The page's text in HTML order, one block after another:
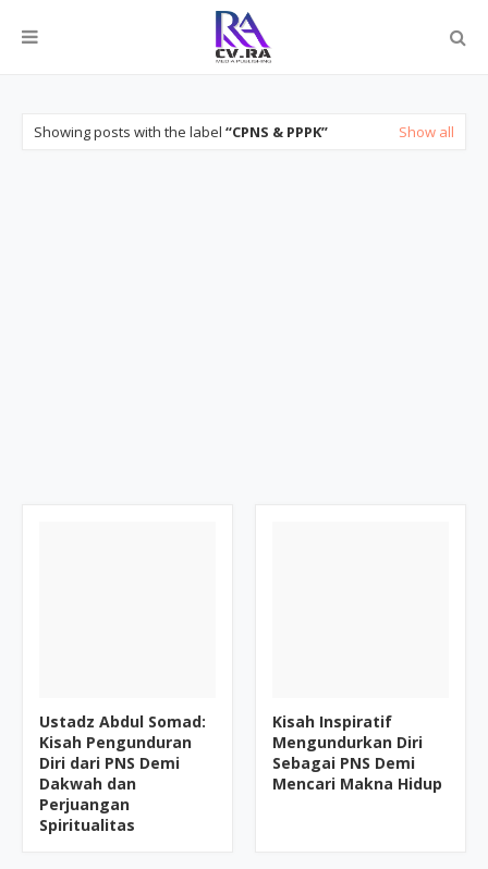
Showing posts with the label CPNS & PPPK Show all
Ustadz Abdul Somad:
Kisah Pengunduran
Diri dari PNS Demi
Dakwah dan
Perjuangan
Spiritualitas
Kisah Inspiratif
Mengundurkan Diri
Sebagai PNS Demi
Mencari Makna Hidup